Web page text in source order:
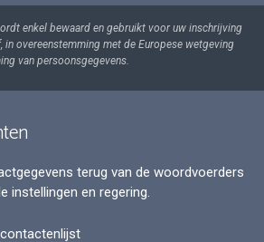
enkel bewaard en gebruikt voor uw inschrijving
in overeenstemming met de Europese wetgeving
van persoonsgegevens.
terug van de woordvoerders
instellingen en regering.